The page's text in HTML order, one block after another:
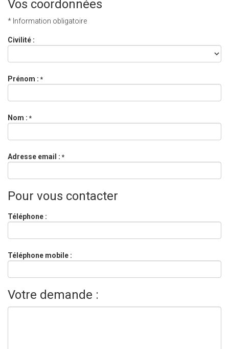
Vos coordonnées
* Information obligatoire
Civilité :
Prénom : *
Nom : *
Adresse email : *
Pour vous contacter
Téléphone :
Téléphone mobile :
Votre demande :